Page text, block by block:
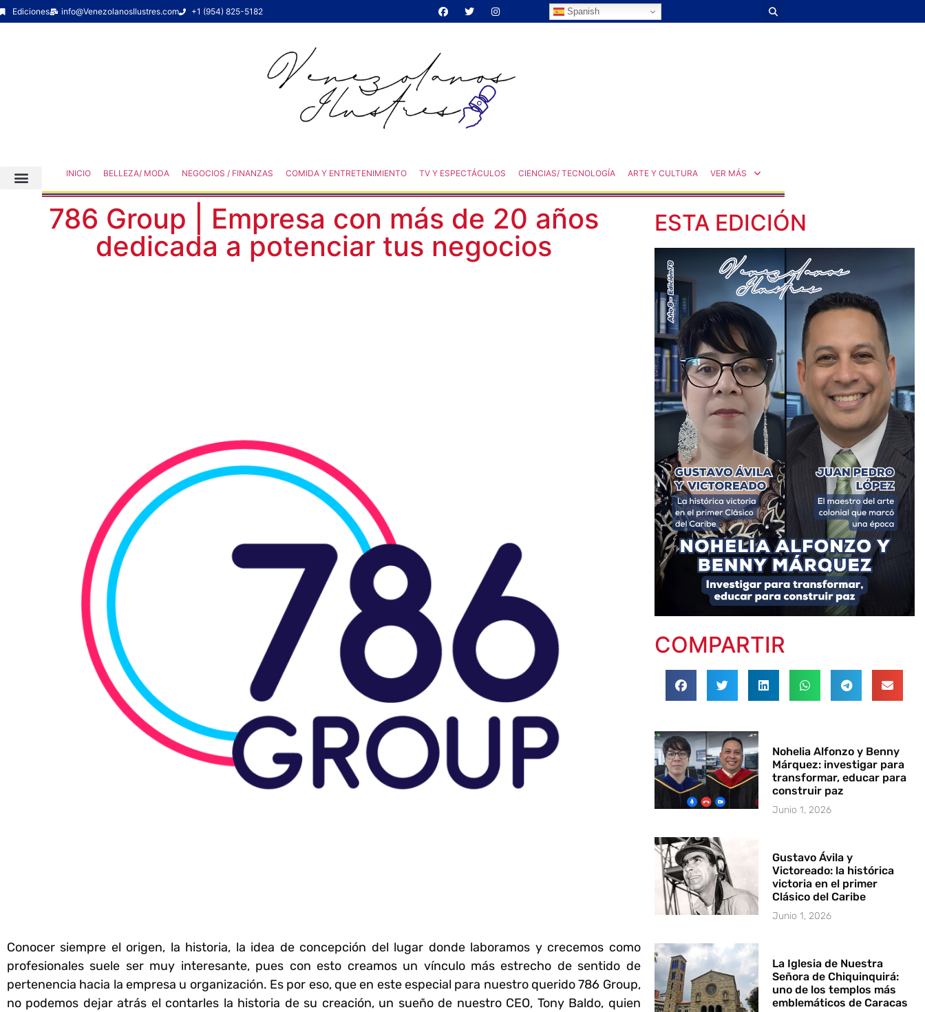
Ediciones info@VenezolanosIlustres.com +1 (954) 825-5182 Spanish
INICIO BELLEZA/ MODA NEGOCIOS / FINANZAS COMIDA Y ENTRETENIMIENTO TV Y ESPECTÁCULOS CIENCIAS/ TECNOLOGÍA ARTE Y CULTURA VER MÁS
786 Group | Empresa con más de 20 años
dedicada a potenciar tus negocios
Conocer siempre el origen, la historia, la idea de concepción del lugar donde laboramos y crecemos como
profesionales suele ser muy interesante, pues con esto creamos un vínculo más estrecho de sentido de
pertenencia hacia la empresa u organización. Es por eso, que en este especial para nuestro querido 786 Group,
no podemos dejar atrás el contarles la historia de su creación, un sueño de nuestro CEO, Tony Baldo, quien
ESTA EDICIÓN
COMPARTIR
Nohelia Alfonzo y Benny
Márquez: investigar para
transformar, educar para
construir paz
Junio 1, 2026
Gustavo Ávila y
Victoreado: la histórica
victoria en el primer
Clásico del Caribe
Junio 1, 2026
La Iglesia de Nuestra
Señora de Chiquinquirá:
uno de los templos más
emblemáticos de Caracas